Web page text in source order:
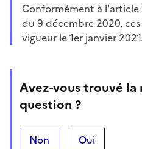
Conformément à l'article
du 9 décembre 2020,
vigueur le 1er janvier 2021.
Avez-vous trouvé la
question ?
Non Oui